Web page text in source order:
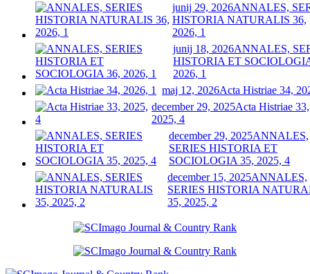
junij 29, 2026ANNALES,
HISTORIA NATURALIS 36,
2026, 1
junij 18, 2026ANNALES,
HISTORIA ET
2026, 1
maj 12, 2026Acta Histriae 34,
december 29, 2025Acta Histriae 33,
2025, 4
december 29, 2025ANNALES,
SERIES HISTORIA ET
SOCIOLOGIA 35, 2025, 4
december 15, 2025ANNALES,
SERIES HISTORIA
35, 2025, 2